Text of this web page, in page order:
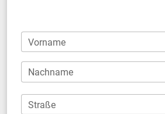
Vorname
Nachname
Straße